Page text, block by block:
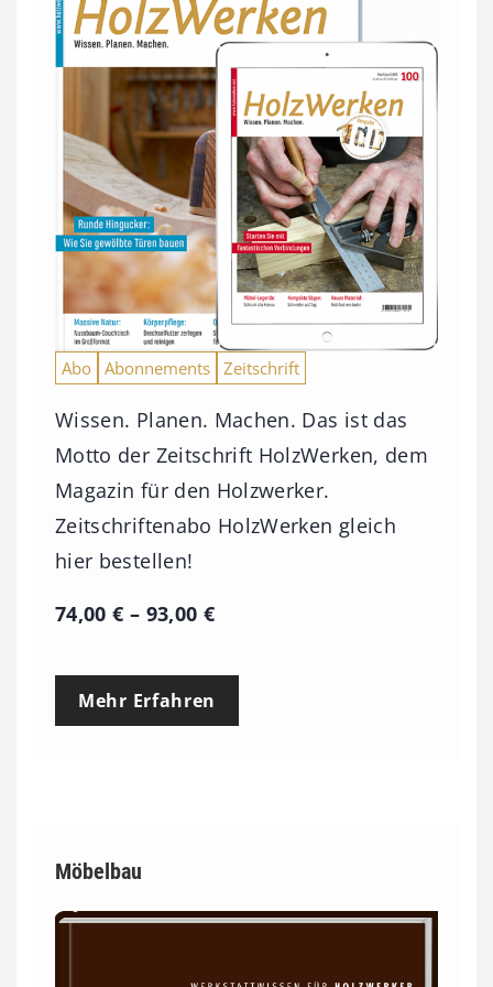
Abo Abonnements Zeitschrift
Wissen. Planen. Machen. Das ist das
Motto der Zeitschrift HolzWerken, dem
Magazin für den Holzwerker.
Zeitschriftenabo HolzWerken gleich
hier bestellen!
74,00€ – 93,00 €P
e
n
Mehr Erfahren
Möbelbau